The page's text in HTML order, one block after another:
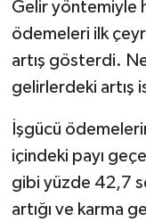
Gelir yöntemiyle
ödemeleri ilk
artış gösterdi.
gelirlerdeki artış
İşgücü
içindeki payı
gibi yüzde 42,7
artığı ve karma